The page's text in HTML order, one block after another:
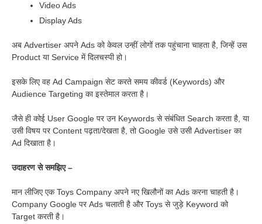
Video Ads
Display Ads
अब Advertiser अपने Ads को केवल उन्हीं लोगों तक पहुंचाना चाहता है, जिन्हें उस
Product या Service में दिलचस्पी हो।
इसके लिए वह Ad Campaign सेट करते समय कीवर्ड (Keywords) और
Audience Targeting का इस्तेमाल करता है।
जैसे ही कोई User Google पर उन Keywords से संबंधित Search करता है, या
उसी विषय पर Content पढ़ता/देखता है, तो Google उसे उसी Advertiser का
Ad दिखाता है।
उदाहरण से समझिए –
मान लीजिए एक Toys Company अपने नए खिलौनों का Ads करना चाहती है।
Company Google पर Ads चलाती है और Toys से जुड़े Keyword को
Target करती है।